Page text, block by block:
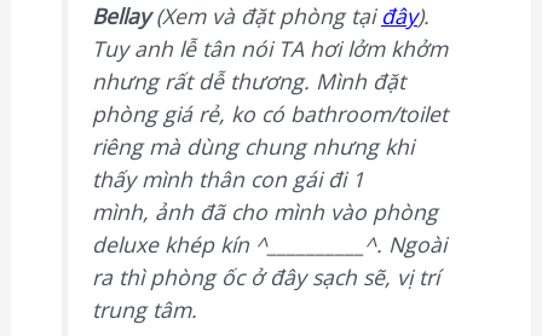
Bellay(Xem và đặt phòng tạiđây).
Tuy anh lễ tân nói TA hơi lởm khởm
nhưng rất dễ thương. Mình đặt
phòng giá rẻ, ko có bathroom/toilet
riêng mà dùng chung nhưng khi
thấy mình thân con gái đi 1
mình, ảnh đã cho mình vào phòng
deluxe khép kín ^__________^. Ngoài
ra thì phòng ốc ở đây sạch sẽ, vị trí
trung tâm.